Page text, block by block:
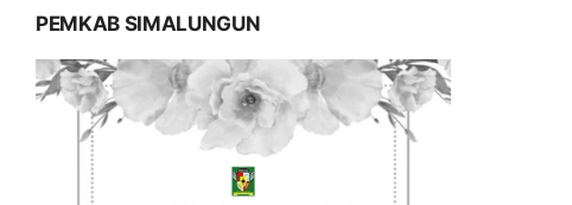
PEMKAB SIMALUNGUN